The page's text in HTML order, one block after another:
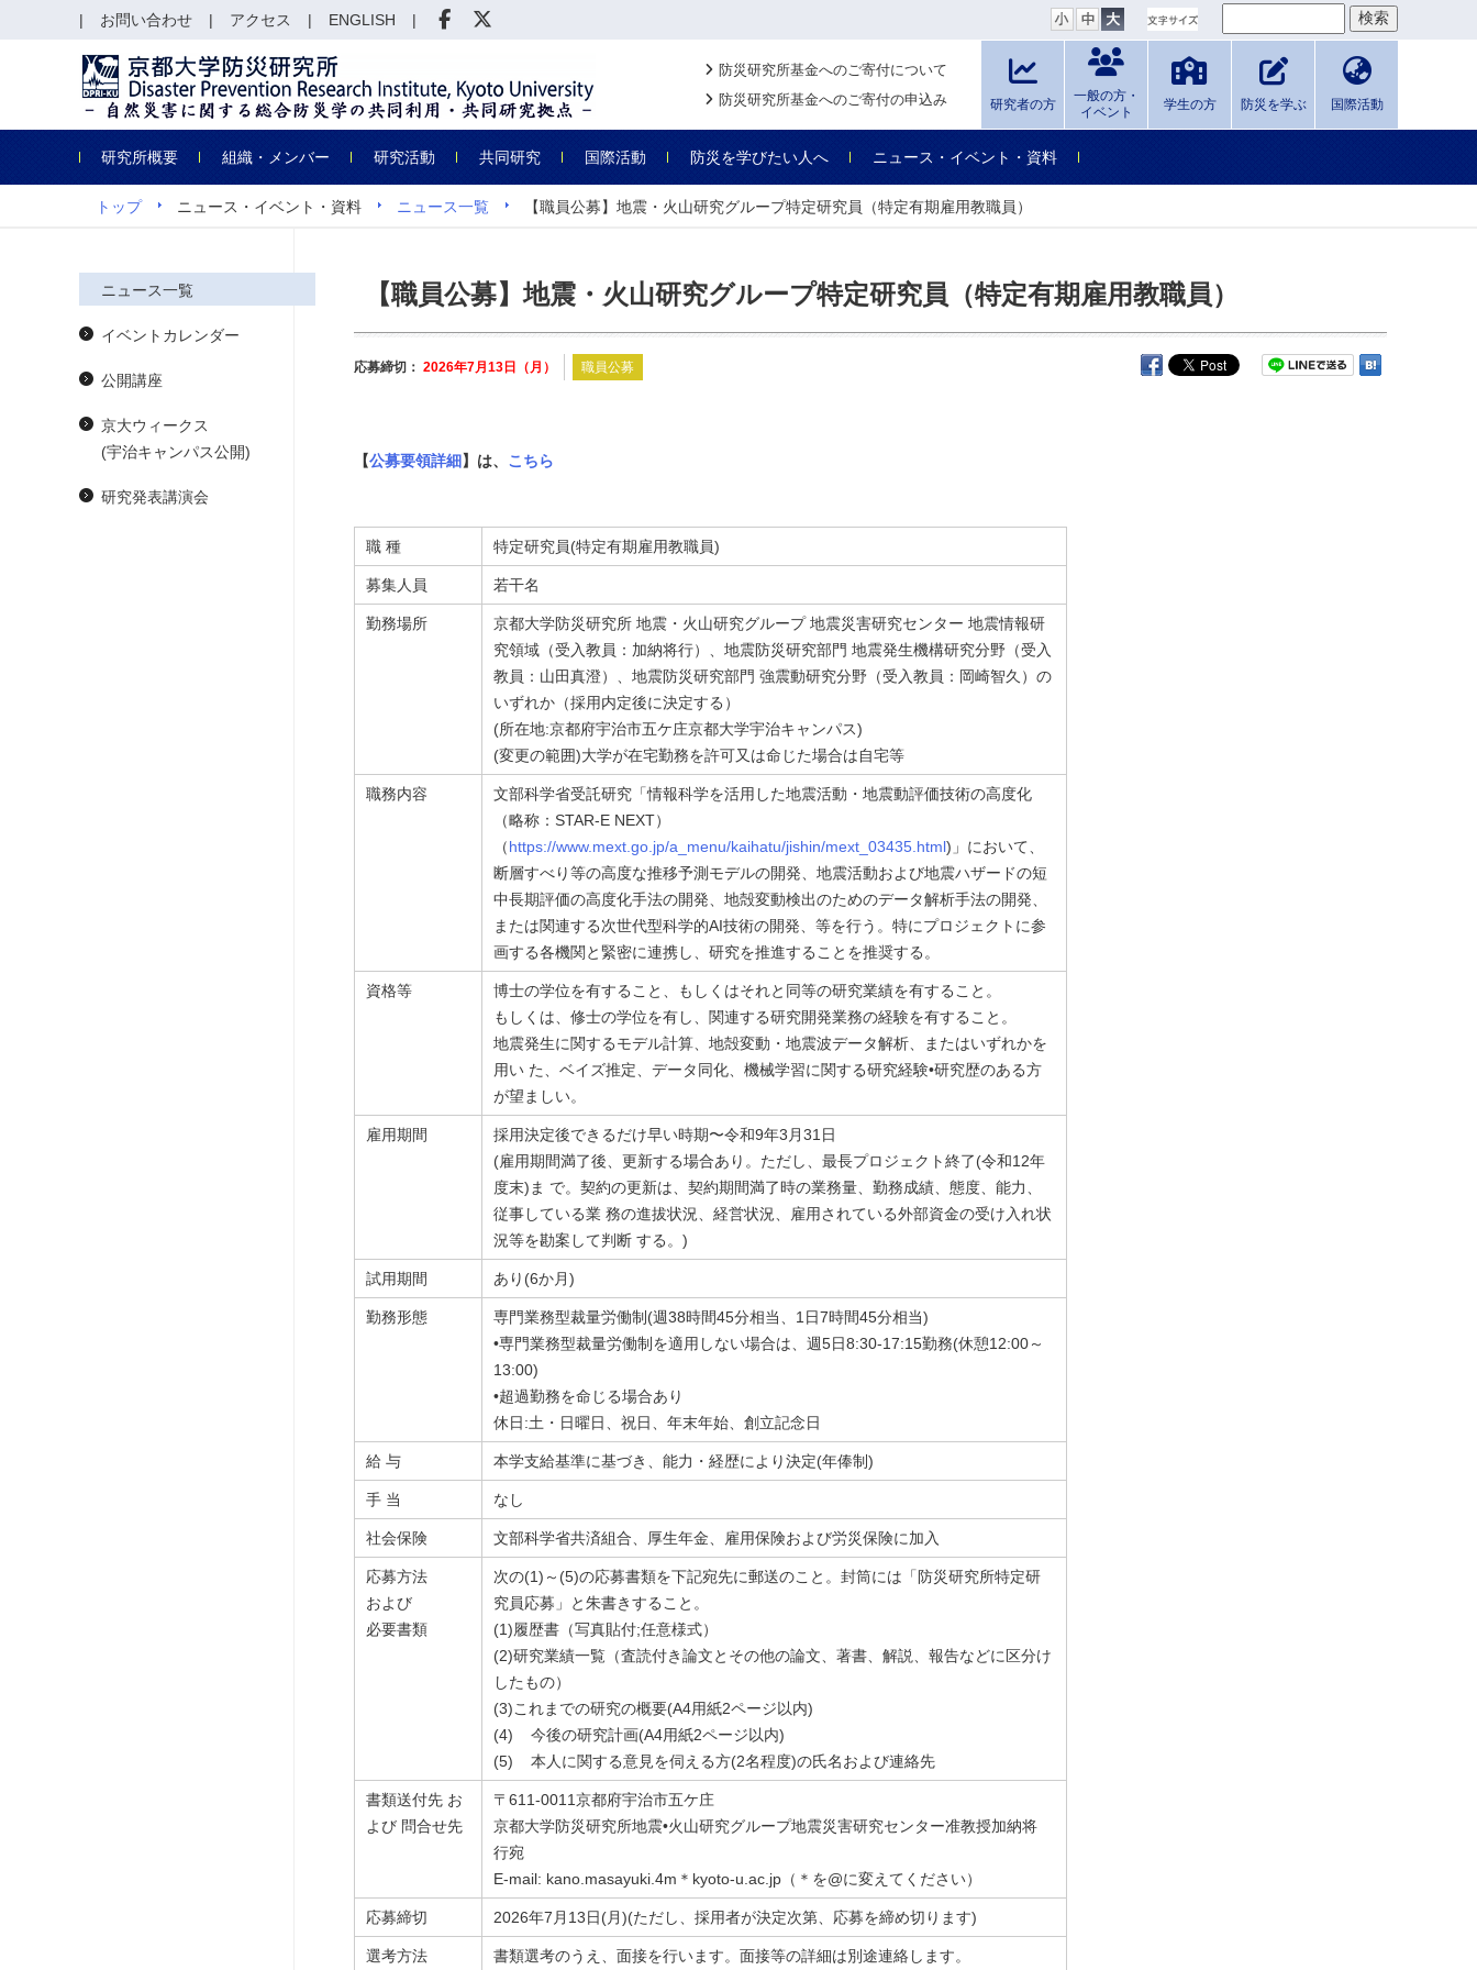
防災研究所基金へのご寄付について
防災研究所基金へのご寄付の申込み
研究者の方
一般の方・
イベント
学生の方 防災を学ぶ 国際活動
研究所概要 組織・メンバー 研究活動 共同研究 国際活動 防災を学びたい人へ ニュース・イベント・資料
お問い合わせ アクセス ENGLISH
トップ ニュース・イベント・資料 ニュース一覧 【職員公募】地震・火山研究グループ特定研究員（特定有期雇用教職員）
【職員公募】地震・火山研究グループ特定研究員（特定有期雇用教職員）
応募締切： 2026年7月13日（月） 職員公募
【公募要領詳細】は、 こちら
職 種 特定研究員(特定有期雇用教職員)
募集人員 若干名
勤務場所
京都大学防災研究所 地震・火山研究グループ 地震災害研究センター 地震情報研
究領域（受入教員：加納将行）、地震防災研究部門 地震発生機構研究分野（受入
教員：山田真澄）、地震防災研究部門 強震動研究分野（受入教員：岡崎智久）の
いずれか（採用内定後に決定する）
(所在地:京都府宇治市五ケ庄京都大学宇治キャンパス)
(変更の範囲)大学が在宅勤務を許可又は命じた場合は自宅等
職務内容
文部科学省受託研究「情報科学を活用した地震活動・地震動評価技術の高度化
（略称：STAR-E NEXT）
（https://www.mext.go.jp/a_menu/kaihatu/jishin/mext_03435.html)」において、
断層すべり等の高度な推移予測モデルの開発、地震活動および地震ハザードの短
中長期評価の高度化手法の開発、地殻変動検出のためのデータ解析手法の開発、
または関連する次世代型科学的AI技術の開発、等を行う。特にプロジェクトに参
画する各機関と緊密に連携し、研究を推進することを推奨する。
資格等
博士の学位を有すること、もしくはそれと同等の研究業績を有すること。
もしくは、修士の学位を有し、関連する研究開発業務の経験を有すること。
地震発生に関するモデル計算、地殻変動・地震波データ解析、またはいずれかを
用い た、ベイズ推定、データ同化、機械学習に関する研究経験•研究歴のある方
が望ましい。
雇用期間
採用決定後できるだけ早い時期〜令和9年3月31日
(雇用期間満了後、更新する場合あり。ただし、最長プロジェクト終了(令和12年
度末)ま で。契約の更新は、契約期間満了時の業務量、勤務成績、態度、能力、
従事している業 務の進拔状況、経営状況、雇用されている外部資金の受け入れ状
況等を勘案して判断 する。)
試用期間 あり(6か月)
勤務形態
専門業務型裁量労働制(週38時間45分相当、1日7時間45分相当)
•専門業務型裁量労働制を適用しない場合は、週5日8:30-17:15勤務(休憩12:00～
13:00)
•超過勤務を命じる場合あり
休日:土・日曜日、祝日、年末年始、創立記念日
給 与 本学支給基準に基づき、能力・経歴により決定(年俸制)
手 当 なし
社会保険 文部科学省共済組合、厚生年金、雇用保険および労災保険に加入
応募方法
および
必要書類
次の(1)～(5)の応募書類を下記宛先に郵送のこと。封筒には「防災研究所特定研
究員応募」と朱書きすること。
(1)履歴書（写真貼付;任意様式）
(2)研究業績一覧（査読付き論文とその他の論文、著書、解説、報告などに区分け
したもの）
(3)これまでの研究の概要(A4用紙2ページ以内)
(4) 今後の研究計画(A4用紙2ページ以内)
(5) 本人に関する意見を伺える方(2名程度)の氏名および連絡先
書類送付先 お
よび 問合せ先
〒611-0011京都府宇治市五ケ庄
京都大学防災研究所地震•火山研究グループ地震災害研究センター准教授加納将
行宛
E-mail: kano.masayuki.4m＊kyoto-u.ac.jp（＊を@に変えてください）
応募締切 2026年7月13日(月)(ただし、採用者が決定次第、応募を締め切ります)
選考方法 書類選考のうえ、面接を行います。面接等の詳細は別途連絡します。
ニュース一覧
イベントカレンダー
公開講座
京大ウィークス
(宇治キャンパス公開)
研究発表講演会